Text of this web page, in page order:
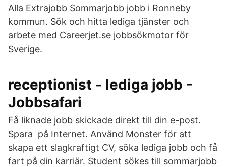
Alla Extrajobb Sommarjobb jobb i Ronneby
kommun. Sök och hitta lediga tjänster och
arbete med Careerjet.se jobbsökmotor för
Sverige.
receptionist - lediga jobb -
Jobbsafari
Få liknade jobb skickade direkt till din e-post.
Spara på Internet. Använd Monster för att
skapa ett slagkraftigt CV, söka lediga jobb och få
fart på din karriär. Student sökes till sommarjobb